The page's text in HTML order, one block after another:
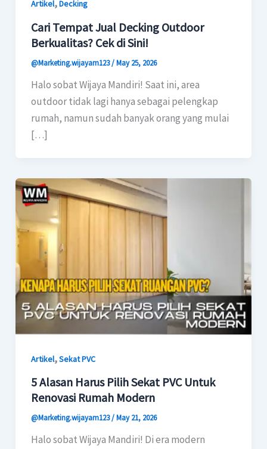
Artikel,Decking
Cari Tempat Jual Decking Outdoor
Berkualitas? Cek di Sini!
@Marketing.wijayam123/May 25, 2026
Halo sobat Wijaya Mandiri! Saat ini, area
outdoor tidak lagi hanya sebagai pelengkap
rumah, namun sudah banyak orang yang mulai
[…]
Artikel,Sekat PVC
5 Alasan Harus Pilih Sekat PVC Untuk
Renovasi Rumah Modern
@Marketing.wijayam123/May 21, 2026
Halo sobat Wijaya Mandiri! Di era modern